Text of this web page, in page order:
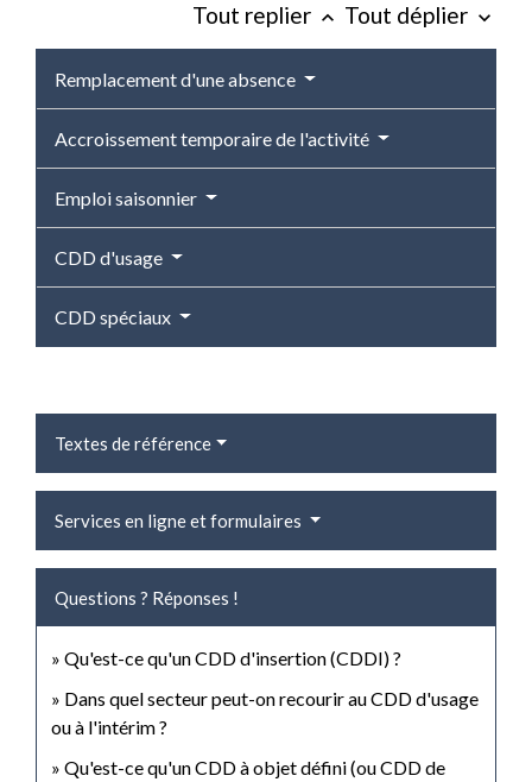
Tout replier keyboard_arrow_up Tout déplier keyboard_arrow_down
Remplacement d'une absence
Accroissement temporaire de l'activité
Emploi saisonnier
CDD d'usage
CDD spéciaux
Textes de référence
Services en ligne et formulaires
Questions ? Réponses !
Qu'est-ce qu'un CDD d'insertion (CDDI) ?
Dans quel secteur peut-on recourir au CDD d'usage
ou à l'intérim ?
Qu'est-ce qu'un CDD à objet défini (ou CDD de